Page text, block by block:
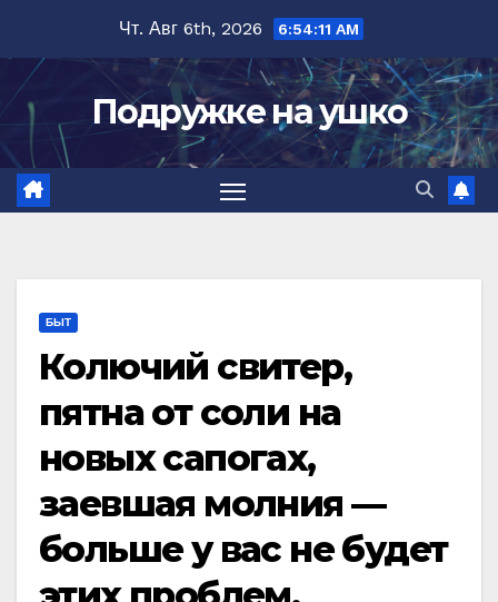
содержимому
Чт. Авг 6th, 2026 6:54:12 AM
Подружке на ушко
БЫТ
Колючий свитер,
пятна от соли на
новых сапогах,
заевшая молния —
больше у вас не будет